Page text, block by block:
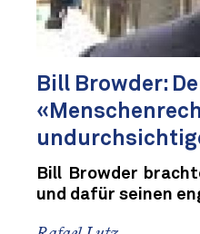
Bill Browder:
Bill Browder
und dafür seinen